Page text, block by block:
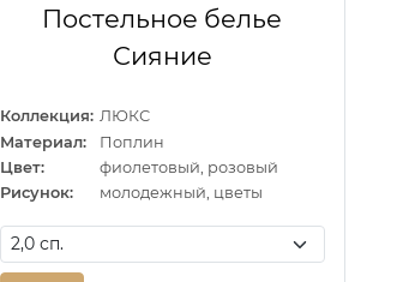
Постельное белье
Сияние
Коллекция: ЛЮКС
Материал:
Поплин
Цвет:
фиолетовый, розовый
Рисунок:
молодежный, цветы